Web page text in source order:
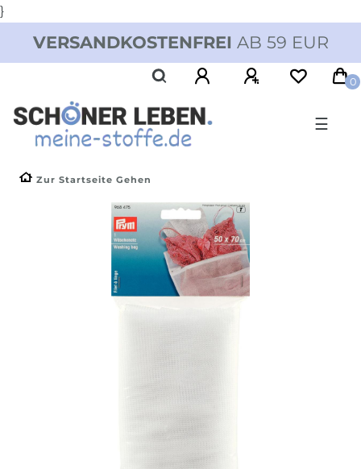
}
VERSANDKOSTENFREI AB 59 EUR
0
☰
Zur Startseite Gehen